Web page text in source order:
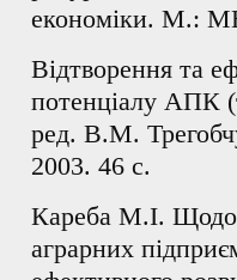
економіки. М.:
Відтворення та
потенціалу АПК
ред. В.М.
2003. 46 с.
Кареба М.І. Щодо
аграрних